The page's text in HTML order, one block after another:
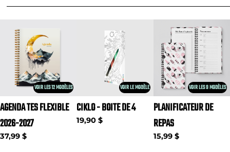
VOIR LES 12 MODÈLES
AGENDA TES FLEXIBLE
2026-2027
37,99 $
VOIR LE MODÈLE
CIKLO - BOITE DE 4
19,90 $
VOIR LES 9 MODÈLES
PLANIFICATEUR DE
REPAS
15,99 $